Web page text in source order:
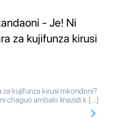
- Je! Ni
za kujifunza kirusi
za kujifunza kirusi mkondoni?
chaguo ambalo linazidi k […]